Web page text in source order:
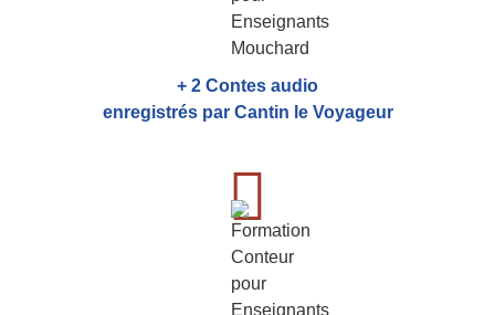
+ 2 Contes audio
enregistrés par Cantin le Voyageur